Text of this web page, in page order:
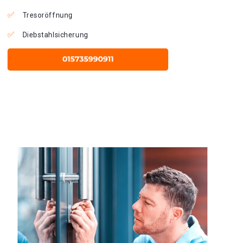
Tresoröffnung
Diebstahlsicherung